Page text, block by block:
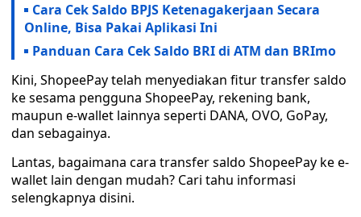
Cara Cek Saldo BPJS Ketenagakerjaan Secara
Online, Bisa Pakai Aplikasi Ini
Panduan Cara Cek Saldo BRI di ATM dan BRImo
Kini, ShopeePay telah menyediakan fitur transfer saldo
ke sesama pengguna ShopeePay, rekening bank,
maupun e-wallet lainnya seperti DANA, OVO, GoPay,
dan sebagainya.
Lantas, bagaimana cara transfer saldo ShopeePay ke e-
wallet lain dengan mudah? Cari tahu informasi
selengkapnya disini.